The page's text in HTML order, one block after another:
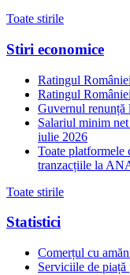
Toate stirile
Stiri economice
Ratingul
Ratingul
Guvernul renunță
Salariul minim
iulie 2026
Toate platformele
tranzacțiile la
Toate stirile
Statistici
Comerțul cu
Serviciile de piață